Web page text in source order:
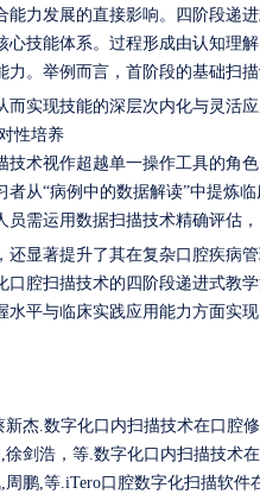
能力发展的直接影响。四阶段递
心技能体系。过程形成由认知理
力。举例而言，首阶段的基础扫
而实现技能的深层次内化与灵活
性培养
技术视作超越单一操作工具的角
者从“病例中的数据解读”中提炼
员需运用数据扫描技术精确评估
还显著提升了其在复杂口腔疾病
口腔扫描技术的四阶段递进式教
水平与临床实践应用能力方面实
新杰.数字化口内扫描技术在口腔
剑浩，等.数字化口内扫描技术
鹏,等.iTero口腔数字化扫描软件